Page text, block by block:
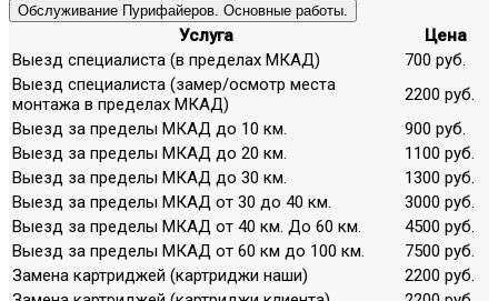
Обслуживание Пурифайеров. Основные работы.
Услуга
Цена
Выезд специалиста (в пределах МКАД)
700 руб.
Выезд специалиста (замер/осмотр места
монтажа в пределах МКАД)
2200 руб.
Выезд за пределы МКАД до 10 км.
900 руб.
Выезд за пределы МКАД до 20 км.
1100 руб.
Выезд за пределы МКАД до 30 км.
1300 руб.
Выезд за пределы МКАД от 30 до 40 км.
3000 руб.
Выезд за пределы МКАД от 40 км. До 60 км.
4500 руб.
Выезд за пределы МКАД от 60 км до 100 км.
7500 руб.
Замена картриджей (картриджи наши)
2200 руб.